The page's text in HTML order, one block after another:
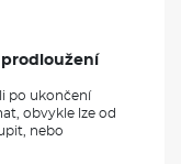
po ukončení
obvykle lze od
nebo